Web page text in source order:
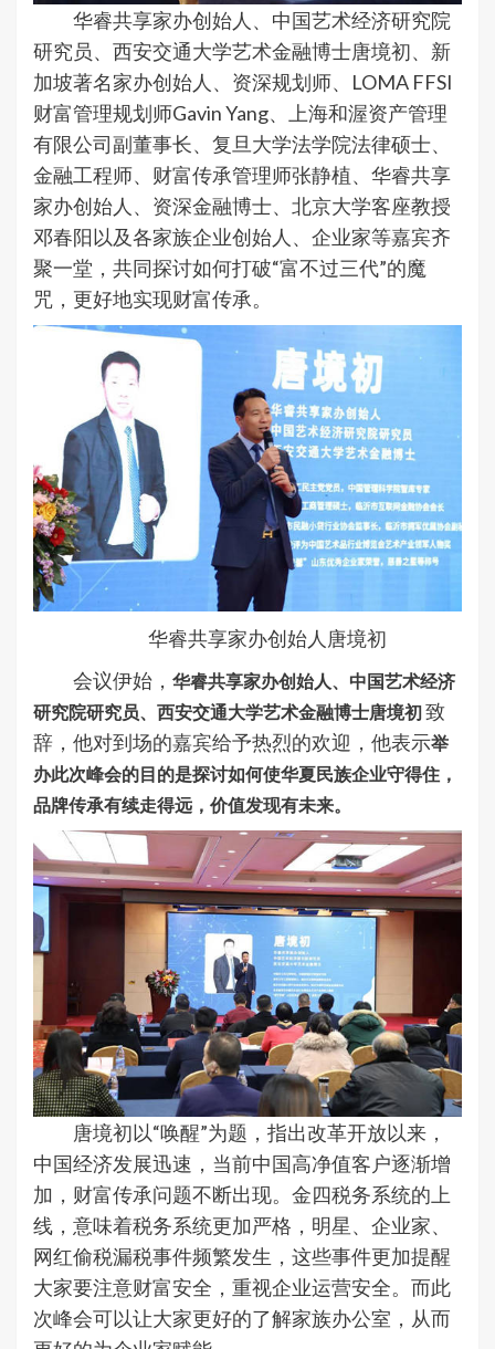
华睿共享家办创始人、中国艺术经济研究院
研究员、西安交通大学艺术金融博士唐境初、新
加坡著名家办创始人、资深规划师、LOMA FFSI
财富管理规划师Gavin Yang、上海和渥资产管理
有限公司副董事长、复旦大学法学院法律硕士、
金融工程师、财富传承管理师张静植、华睿共享
家办创始人、资深金融博士、北京大学客座教授
邓春阳以及各家族企业创始人、企业家等嘉宾齐
聚一堂，共同探讨如何打破“富不过三代”的魔
咒，更好地实现财富传承。
华睿共享家办创始人唐境初
会议伊始， 华睿共享家办创始人、中国艺术经济
研究院研究员、西安交通大学艺术金融博士唐境初致
辞，他对到场的嘉宾给予热烈的欢迎，他表示举
办此次峰会的目的是探讨如何使华夏民族企业守得住，
品牌传承有续走得远，价值发现有未来。
唐境初以“唤醒”为题，指出改革开放以来，
中国经济发展迅速，当前中国高净值客户逐渐增
加，财富传承问题不断出现。金四税务系统的上
线，意味着税务系统更加严格，明星、企业家、
网红偷税漏税事件频繁发生，这些事件更加提醒
大家要注意财富安全，重视企业运营安全。而此
次峰会可以让大家更好的了解家族办公室，从而